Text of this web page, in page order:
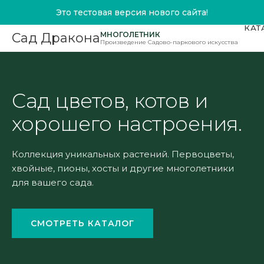
Это тестовая версия нового сайта!
Сад Дракона МНОГОЛЕТНИК
Произведение Садово-паркового искусства
Сад цветов, котов и
хорошего настроения.
Коллекция уникальных растений. Первоцветы,
хвойные, пионы, хосты и другие многолетники
для вашего сада.
СМОТРЕТЬ КАТАЛОГ